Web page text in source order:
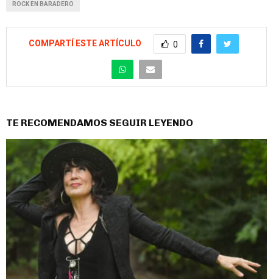
ROCK EN BARADERO
COMPARTÍ ESTE ARTÍCULO 0
TE RECOMENDAMOS SEGUIR LEYENDO